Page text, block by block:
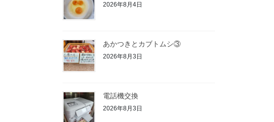
2026年8月4日
あかつきとカブトムシ③
2026年8月3日
電話機交換
2026年8月3日